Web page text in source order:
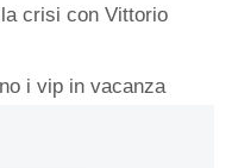
crisi con Vittorio
i vip in vacanza